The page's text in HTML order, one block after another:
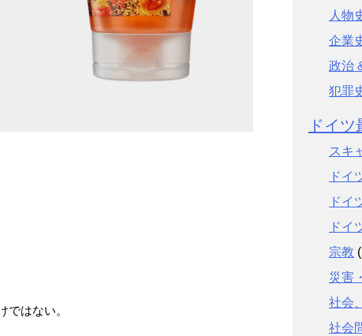
ではない。
人物
企業
政治
犯罪
ドイツ
スキ
ドイ
ドイ
ドイ
宗教
災害
社会
社会